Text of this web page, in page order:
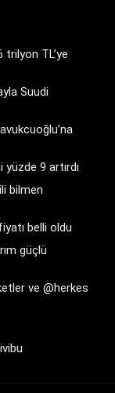
trilyon TL’ye
Suudi
yüzde 9 artırdı
bilmen
belli oldu
güçlü
ve @herkes